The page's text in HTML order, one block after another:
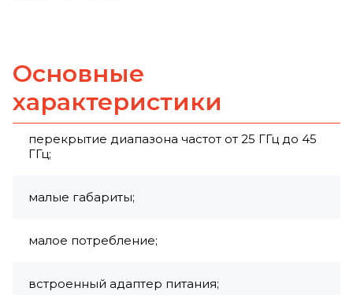
Основные
характеристики
перекрытие диапазона частот от 25 ГГц до 45
ГГц;
малые габариты;
малое потребление;
встроенный адаптер питания;